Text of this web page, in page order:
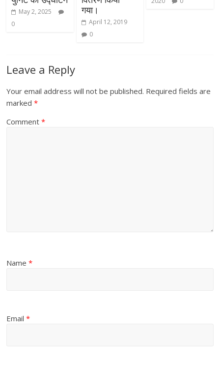
May 2, 2025
0
गया।
April 12, 2019
0
Leave a Reply
Your email address will not be published. Required fields are
marked*
Comment*
Name*
Email*